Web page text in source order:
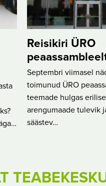
Reisikiri ÜRO
Septembri viimasel
toimunud ÜRO
teemade hulgas
arengumaade tulevik
säästev…